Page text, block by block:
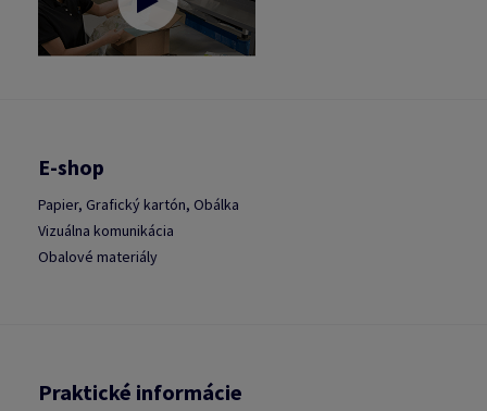
E-shop
Papier, Grafický kartón, Obálka
Vizuálna komunikácia
Obalové materiály
Praktické informácie